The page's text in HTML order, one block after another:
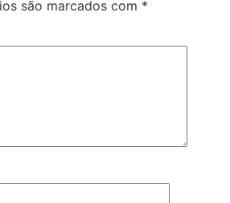
são marcados com *